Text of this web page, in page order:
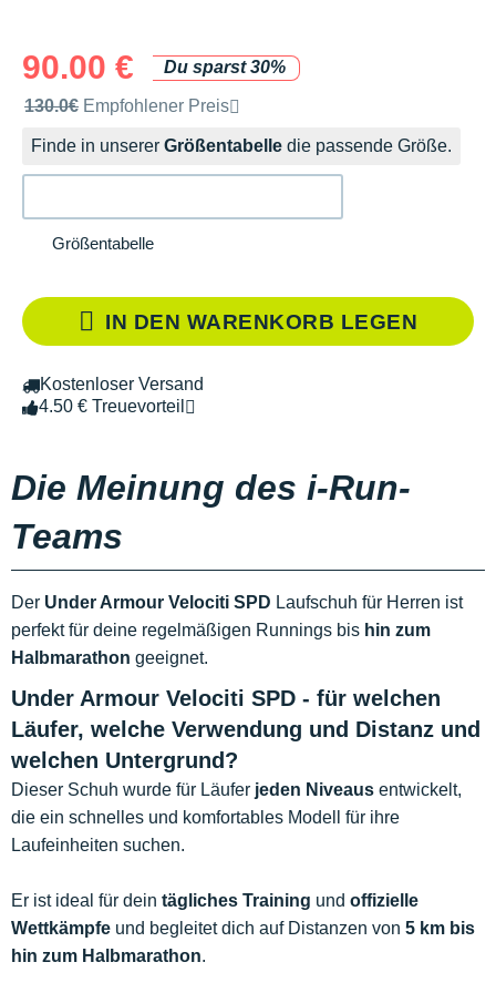
90.00 €
Du sparst 30%
Unverbindliche Preisempfehlung der Marke
130.0€ Empfohlener Preis
Finde in unserer Größentabelle die passende Größe.
Größentabelle
IN DEN WARENKORB LEGEN
Kostenloser Versand
4.50 € Treuevorteil
Die Meinung des i-Run-
Teams
Der Under Armour Velociti SPD Laufschuh für Herren ist
perfekt für deine regelmäßigen Runnings bis hin zum
Halbmarathon geeignet.
Under Armour Velociti SPD - für welchen
Läufer, welche Verwendung und Distanz und
welchen Untergrund?
Dieser Schuh wurde für Läufer jeden Niveaus entwickelt,
die ein schnelles und komfortables Modell für ihre
Laufeinheiten suchen.
Er ist ideal für dein tägliches Training und offizielle
Wettkämpfe und begleitet dich auf Distanzen von 5 km bis
hin zum Halbmarathon.